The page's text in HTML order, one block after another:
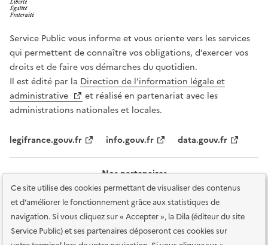
Ce site utilise des cookies permettant de visualiser des contenus
et d'améliorer le fonctionnement grâce aux statistiques de
navigation. Si vous cliquez sur « Accepter », la Dila (éditeur du site
Service Public) et ses partenaires déposeront ces cookies sur
Service Public vous informe et vous oriente vers les services
qui permettent de connaître vos obligations, d’exercer vos
droits et de faire vos démarches du quotidien.
Il est édité par la Direction de l’information légale et
administrative
et réalisé en partenariat avec les
administrations nationales et locales.
legifrance.gouv.fr info.gouv.fr data.gouv.fr
Nos partenaires